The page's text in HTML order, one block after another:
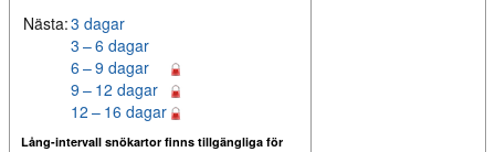
Nästa:3 dagar
3 – 6 dagar
6 – 9 dagar
9 – 12 dagar
12 – 16 dagar
Lång-intervall snökartor finns tillgängliga för